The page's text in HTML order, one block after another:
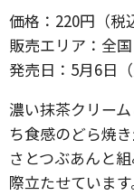
価格：220円（税
販売エリア：全国
発売日：5月6日
濃い抹茶クリー
ち食感のどら焼
さとつぶあんと
際立たせています